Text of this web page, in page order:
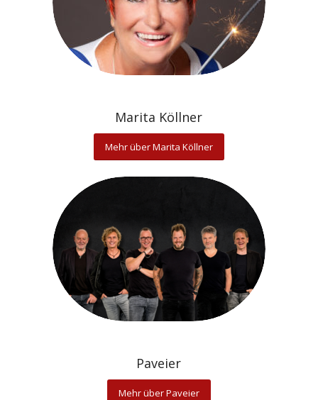
Marita Köllner
Mehr über Marita Köllner
Paveier
Mehr über Paveier